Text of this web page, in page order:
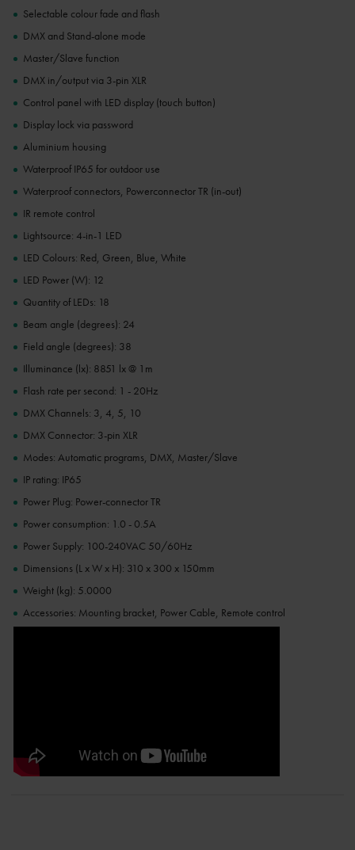
Selectable colour fade and flash
DMX and Stand-alone mode
Master/Slave function
DMX in/output via 3-pin XLR
Control panel with LED display (touch button)
Display lock via password
Aluminium housing
Waterproof IP65 for outdoor use
Waterproof connectors, Powerconnector TR (in-out)
IR remote control
Lightsource: 4-in-1 LED
LED Colours: Red, Green, Blue, White
LED Power (W): 12
Quantity of LEDs: 18
Beam angle (degrees): 24
Field angle (degrees): 38
Illuminance (lx): 8851 lx @ 1m
Flash rate per second: 1 - 20Hz
DMX Channels: 3, 4, 5, 10
DMX Connector: 3-pin XLR
Modes: Automatic programs, DMX, Master/Slave
IP rating: IP65
Power Plug: Power-connector TR
Power consumption: 1.0 - 0.5A
Power Supply: 100-240VAC 50/60Hz
Dimensions (L x W x H): 310 x 300 x 150mm
Weight (kg): 5.0000
Accessories: Mounting bracket, Power Cable, Remote control